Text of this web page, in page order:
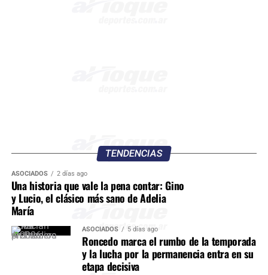
TENDENCIAS
ASOCIADOS 2 días ago
Una historia que vale la pena contar: Gino
y Lucio, el clásico más sano de Adelia
María
ASOCIADOS 5 días ago
Roncedo marca el rumbo de la temporada
y la lucha por la permanencia entra en su
etapa decisiva